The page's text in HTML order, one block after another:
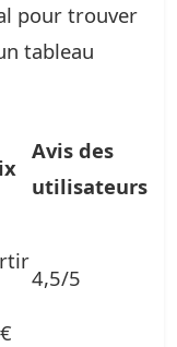
pour trouver
tableau
Avis des
utilisateurs
4,5/5